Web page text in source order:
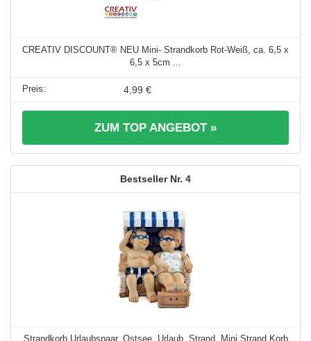
CREATIV DISCOUNT® NEU Mini- Strandkorb Rot-Weiß, ca. 6,5 x
6,5 x 5cm ...
4,99 €
ZUM TOP ANGEBOT »
4
Strandkorb Urlaubspaar, Ostsee, Urlaub, Strand, Mini Strand Korb